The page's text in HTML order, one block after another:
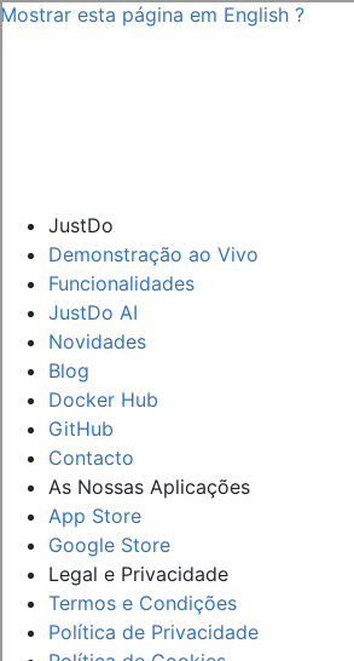
Mostrar esta página em English ?
JustDo
Demonstração ao Vivo
Funcionalidades
JustDo AI
Novidades
Blog
Docker Hub
GitHub
Contacto
As Nossas Aplicações
App Store
Google Store
Legal e Privacidade
Termos e Condições
Política de Privacidade